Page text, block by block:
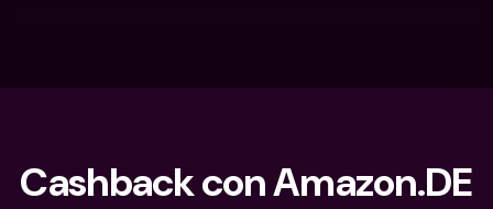
Cashback con Amazon.DE